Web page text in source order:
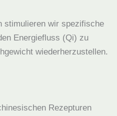
stimulieren wir spezifische
Energiefluss (Qi) zu
wiederherzustellen.
Rezepturen